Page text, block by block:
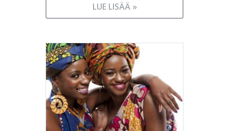
LUE LISÄÄ »